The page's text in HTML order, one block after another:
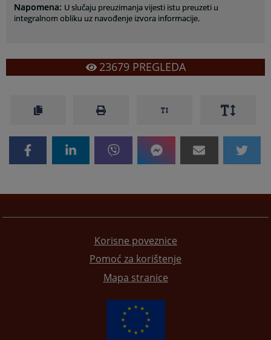
Napomena: U slučaju preuzimanja vijesti istu preuzeti u
integralnom obliku uz navođenje izvora informacije.
23679PREGLEDA
Korisne poveznice
Pomoć za korištenje
Mapa stranice